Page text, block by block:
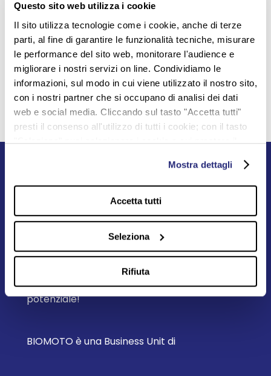
Questo sito web utilizza i cookie
Il sito utilizza tecnologie come i cookie, anche di terze
parti, al fine di garantire le funzionalità tecniche, misurare
le performance del sito web, monitorare l'audience e
migliorare i nostri servizi on line. Condividiamo le
informazioni, sul modo in cui viene utilizzato il nostro sito,
con i nostri partner che si occupano di analisi dei dati
web e social media. Cliccando sul tasto "Accetta tutti"
presti il consenso all'utilizzo di tutti i cookie; con il tasto
"Seleziona" puoi selezionare i cookie a cui prestare il
destra puoi continuare la navigazione solo con l'utilizzo
dei cookie necessari. Per saperne di più ed
eventualmente modificare il tuo consenso, consulta
l'Informativa suCookiesePrivacy. È possibile
consenso in qualsiasi momento, accedendo al pannello
Mostra Dettagli.
Mostra dettagli
Accetta tutti
Seleziona
Rifiuta
Ascolta il tuo corpo, esprimi il tuo
potenziale!
BIOMOTO è una Business Unit di